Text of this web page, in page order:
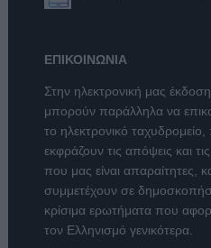
ΕΠΙΚΟΙΝΩΝΙΑ
Στην ηλεκτρονική μας
μπορούν παράλληλα να
το ηλεκτρονικό
εκφράζουν τις απόψεις και
που μας είναι απαραίτητες,
συμμετέχουν σε
κρίσιμα ερωτήματα που
τον Ελληνισμό γενικότερα.